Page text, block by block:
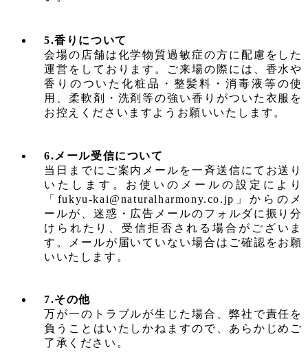
5.香りについて
会場の店舗は化学物質過敏症の方に配慮をした
運営をしております。ご来場の際には、香水や
香りのついた化粧品・整髪料・消毒液等の使
用、柔軟剤・洗剤等の強い香りがついた衣服を
お控えくださいますようお願いいたします。
6.メール受信について
当日までにご案内メールを一斉送信にてお送り
いたします。お使いのメールの設定により
「fukyu-kai@naturalharmony.co.jp」からのメ
ールが、迷惑・広告メールのフォルダに振り分
けられたり、受信拒否される場合がございま
す。メールが届いていない場合はご確認をお願
いいたします。
7.その他
万が一のトラブルが生じた場合、弊社で責任を
負うことはいたしかねますので、あらかじめご
了承ください。